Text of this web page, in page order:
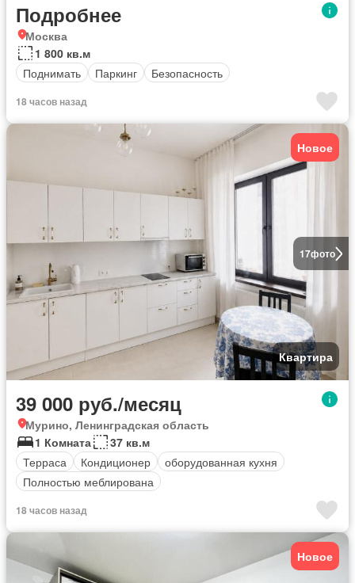
Подробнее
Москва
1 800 кв.м
Поднимать
Паркинг Безопасность
18 часов назад
17фото
Новое
Квартира
39 000 руб./месяц
Мурино, Ленинградская область
1 Комната
37 кв.м
Терраса
Кондиционер
оборудованная кухня
Полностью меблирована
18 часов назад
Новое